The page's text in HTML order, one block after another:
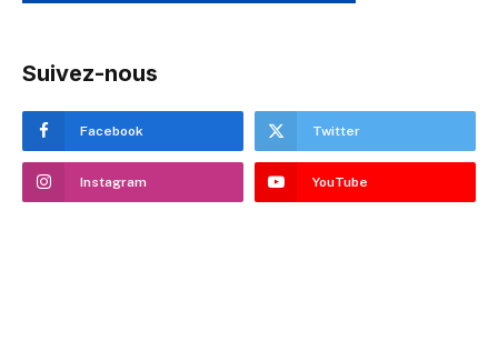
Suivez-nous
Facebook Twitter
Instagram YouTube